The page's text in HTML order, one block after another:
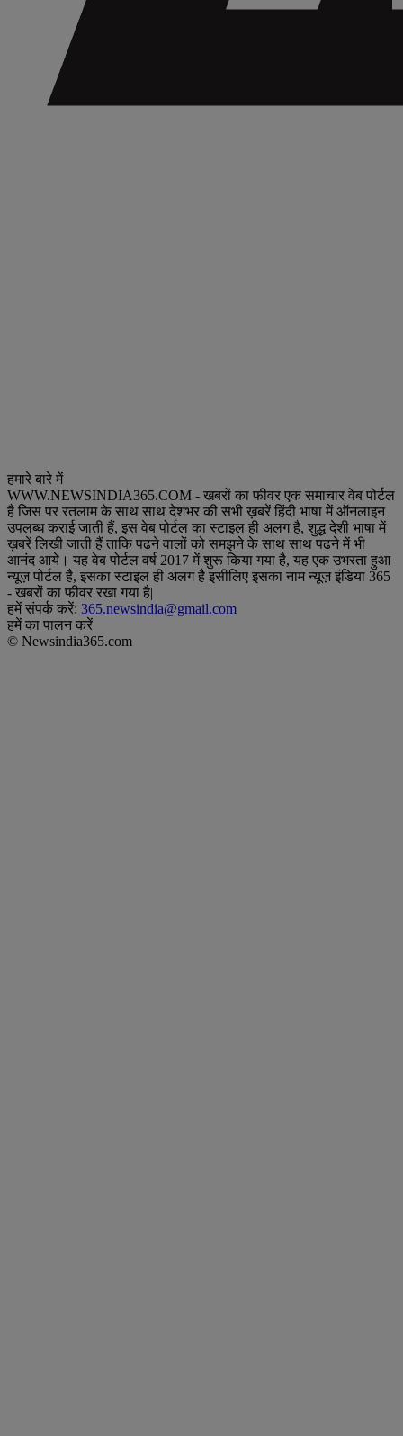
हमारे बारे में
WWW.NEWSINDIA365.COM - खबरों का फीवर एक समाचार वेब पोर्टल
है जिस पर रतलाम के साथ साथ देशभर की सभी ख़बरें हिंदी भाषा में ऑनलाइन
उपलब्ध कराई जाती हैं, इस वेब पोर्टल का स्टाइल ही अलग है, शुद्ध देशी भाषा में
ख़बरें लिखी जाती हैं ताकि पढने वालों को समझने के साथ साथ पढने में भी
आनंद आये। यह वेब पोर्टल वर्ष 2017 में शुरू किया गया है, यह एक उभरता हुआ
न्यूज़ पोर्टल है, इसका स्टाइल ही अलग है इसीलिए इसका नाम न्यूज़ इंडिया 365
- खबरों का फीवर रखा गया है|
हमें संपर्क करें: 365.newsindia@gmail.com
हमें का पालन करें
© Newsindia365.com